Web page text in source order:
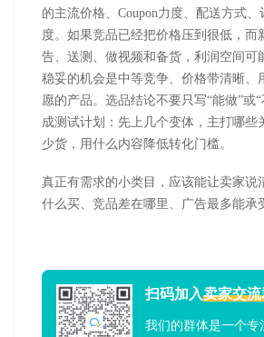
的主流价格、 Coupon力度、配送方式
度。如果竞品已经把价格压到很低，而
告、送测、做视频和备货，利润空间可
稳妥的机会是中等竞争、价格带清晰、
愿的产品。选品结论不要只写“能做”或
成测试计划：先上几个变体，主打哪些
少货，用什么内容降低转化门槛。
真正有需求的小类目，应该能让卖家说
什么买、竞品差在哪里、广告最多能承
扫码加入卖家交流
我们的群体是一个专